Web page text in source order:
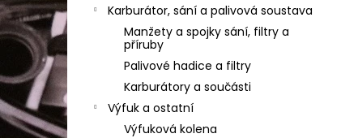
l
Karburátor, sání a palivová soustava
Manžety a spojky sání, filtry a
příruby
Palivové hadice a filtry
Karburátory a součásti
Výfuk a ostatní
Výfuková kolena